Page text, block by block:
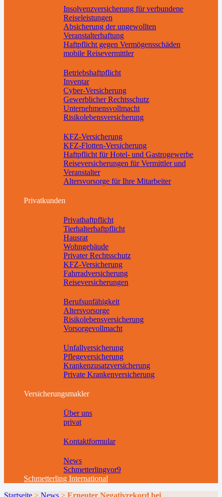
Insolvenzversicherung für verbundene
Reiseleistungen
Absicherung der ungewollten
Veranstalterhaftung
Haftpflicht gegen Vermögensschäden
mobile Reisevermittler
Betriebshaftpflicht
Inventar
Cyber-Versicherung
Gewerblicher Rechtsschutz
Unternehmensvollmacht
Risikolebensversicherung
KFZ-Versicherung
KFZ-Flotten-Versicherung
Haftpflicht für Hotel- und Gastrogewerbe
Reiseversicherungen für Vermittler und
Veranstalter
Altersvorsorge für Ihre Mitarbeiter
Privatkunden
Privathaftpflicht
Tierhalterhaftpflicht
Hausrat
Wohngebäude
Privater Rechtsschutz
KFZ-Versicherung
Fahrradversicherung
Reiseversicherungen
Berufsunfähigkeit
Altersvorsorge
Risikolebensversicherung
Vorsorgevollmacht
Unfallversicherung
Pflegeversicherung
Krankenzusatzversicherung
Private Krankenversicherung
Versicherungsmakler
Über uns
privat
Kontaktformular
News
Schmetterlingvor9
Schmetterling International
Startseite > News > Erneuter Negativrekord bei